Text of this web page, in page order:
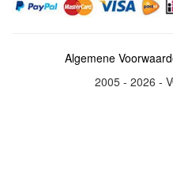
Algemene
2005 - 2026 -